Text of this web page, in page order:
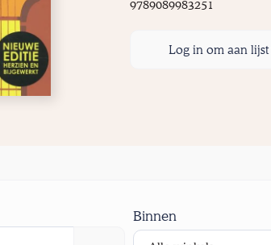
9789089983251
Log in om aan
Binnen